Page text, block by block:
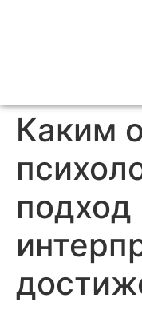
Каким
подход